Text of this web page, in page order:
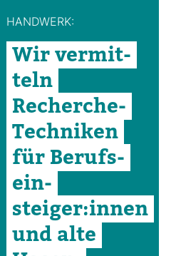
HAND­WERK:
Wir ver­mit­
teln
Recherche-​
Tech­niken
für Berufs­
ein­
steiger:innen
und alte